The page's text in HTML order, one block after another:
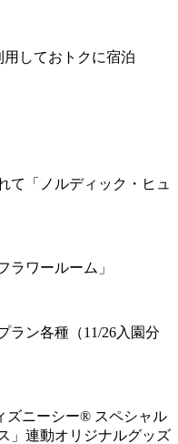
しておトクに宿泊
て「ノルディック・ヒュ
ラワールーム」
ラン各種（11/26入園分
ズニーシー® スペシャル
」連動オリジナルグッズ